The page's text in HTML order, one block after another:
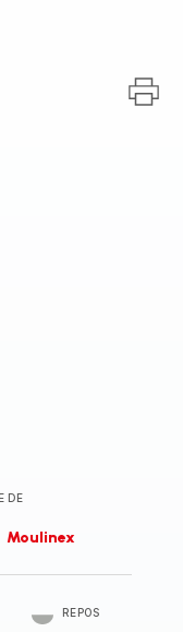
DE
Moulinex
REPOS